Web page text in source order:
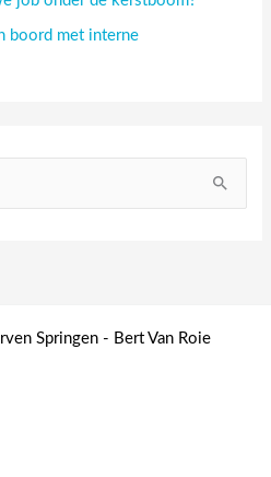
boord met interne
Springen - Bert Van Roie